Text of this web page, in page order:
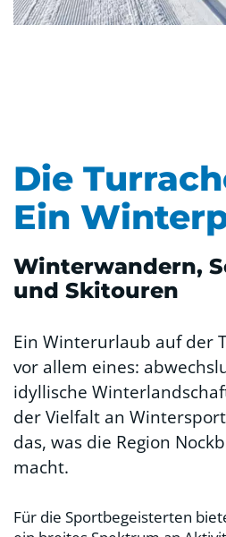
Die
Ein
Winterwandern,
und Skitouren
Ein Winterurlaub auf der
vor allem eines:
idyllische
der Vielfalt an
das, was die Region
macht.
Für die Sportbegeisterten